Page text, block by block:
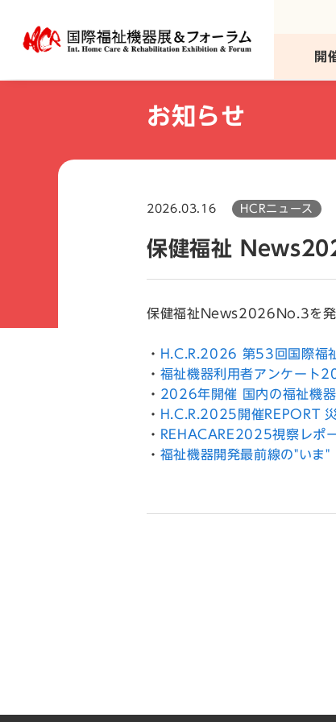
開
お知らせ
2026.03.16 HCRニュース
保健福祉
保健福祉News2026No.3を発
・ H.C.R.2026 第53回国際福
・ 福祉機器利用者アンケート
・ 2026年開催 国内の福祉機
・ H.C.R.2025開催REPORT
・ REHACARE2025視察レポ
・ 福祉機器開発最前線の"いま"